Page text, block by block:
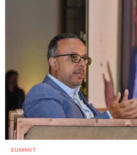
SUMMIT